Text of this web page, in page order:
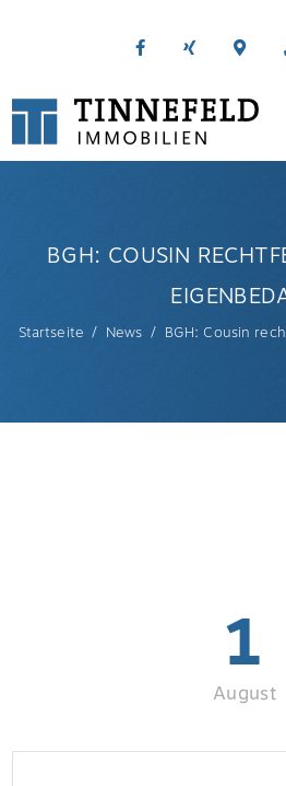
BGH: COUSIN
Startseite News BGH: Cousin
1
August